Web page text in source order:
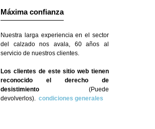
Máxima confianza
Nuestra larga experiencia en el sector
del calzado nos avala, 60 años al
servicio de nuestros clientes.
Los clientes de este sitio web tienen
reconocido el derecho de
desistimiento (Puede
devolverlos). condiciones generales